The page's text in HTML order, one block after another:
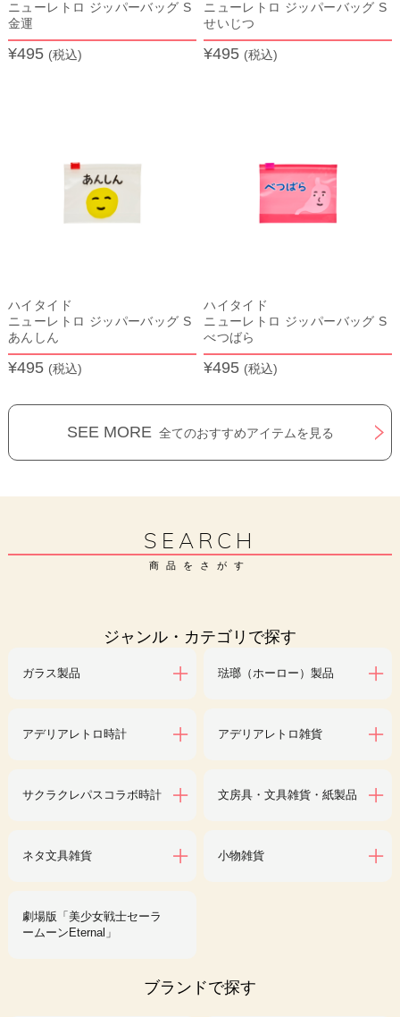
ニューレトロ ジッパーバッグ S
金運
¥495 (税込)
ニューレトロ ジッパーバッグ S
せいじつ
¥495 (税込)
ハイタイド
ニューレトロ ジッパーバッグ S
あんしん
¥495 (税込)
ハイタイド
ニューレトロ ジッパーバッグ S
べつばら
¥495 (税込)
SEE MORE 全てのおすすめアイテムを見る
SEARCH
商品をさがす
ジャンル・カテゴリで探す
ガラス製品 琺瑯（ホーロー）製品
アデリアレトロ時計 アデリアレトロ雑貨
サクラクレパスコラボ時計 文房具・文具雑貨・紙製品
ネタ文具雑貨 小物雑貨
劇場版「美少女戦士セーラ
ームーンEternal」
ブランドで探す